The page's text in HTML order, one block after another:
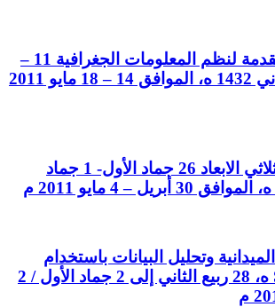
تطبيقات متقدمة لنظم المعلومات الجغرافية 11 –
15 جماد الثاني 1432 ه، الموافق 14 – 18 مايو 2011
■ ■ تصميم ثلاثي الابعاد 26 جماد الأول- 1 جماد
وتحليل البيانات باستخدام
حزمة SPSS ه، 28 ربيع الثاني إلى 2 جماد الأول / 2